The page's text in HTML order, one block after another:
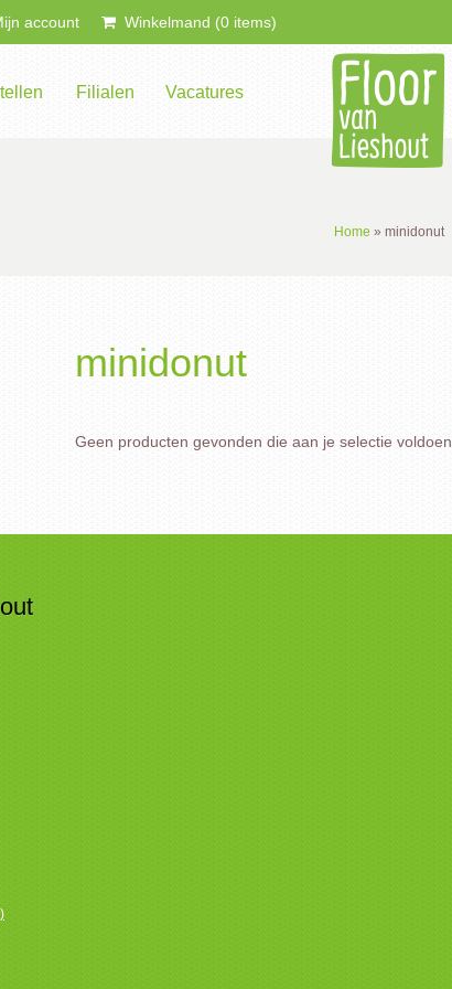
account Winkelmand (0 items)
Filialen Vacatures
Home » minidonut
minidonut
Geen producten gevonden die aan je selectie voldoen.